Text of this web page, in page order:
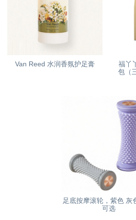
Van Reed 水润香氛护足膏
福丫
包（
足底按摩滚轮，紫色 灰
可选